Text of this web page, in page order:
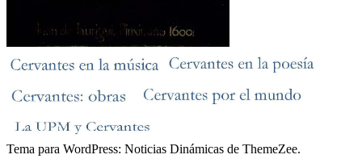
Tema para WordPress: Noticias Dinámicas de ThemeZee.